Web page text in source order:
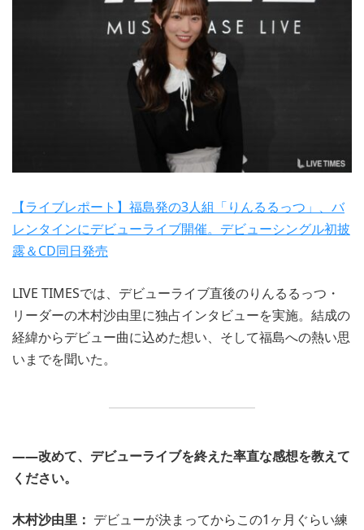
【ライブレポート】福島発の3人組「りんるるっつ」、バ
レンタインにデビューライブ開催。デビューシングル初披
露＆CD同日発売
LIVE TIMESでは、デビューライブ直後のりんるるっつ・
リーダーの木村沙由里に独占インタビューを実施。結成の
経緯からデビュー曲に込めた想い、そして福島への熱い思
いまでを聞いた。
――改めて、デビューライブを終えた率直な感想を教えて
ください。
木村沙由里： デビューが決まってからこの1ヶ月ぐらい練